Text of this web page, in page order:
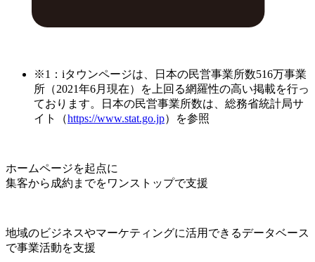
※1：iタウンページは、日本の民営事業所数516万事業
所（2021年6月現在）を上回る網羅性の高い掲載を行っ
ております。日本の民営事業所数は、総務省統計局サ
イト（https://www.stat.go.jp）を参照
ホームページを起点に
集客から成約までをワンストップで支援
地域のビジネスやマーケティングに活用できるデータベース
で事業活動を支援